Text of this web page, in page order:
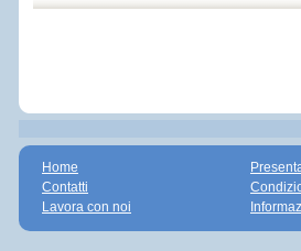
Home
Contatti
Lavora con noi